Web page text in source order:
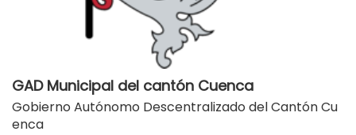
GAD Municipal del cantón Cuenca
Gobierno Autónomo Descentralizado del Cantón Cu
enca